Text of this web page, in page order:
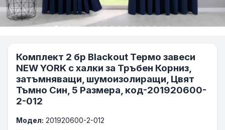
Комплект 2 бр Blackout Термо завеси
NEW YORK с халки за Тръбен Корниз,
затъмняващи, шумоизолиращи, Цвят
Тъмно Син, 5 Размера, код-201920600-
2-012
Модел: 201920600-2-012